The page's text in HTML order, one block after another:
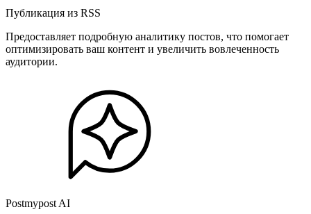
Публикация из RSS
Предоставляет подробную аналитику постов, что помогает
оптимизировать ваш контент и увеличить вовлеченность
аудитории.
Postmypost AI